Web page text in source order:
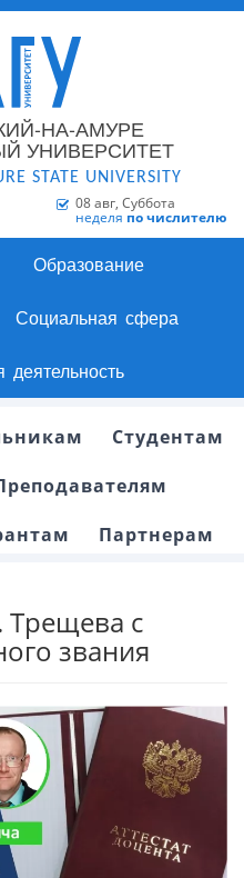
НА-АМУРЕ
УНИВЕРСИТЕТ
STATE UNIVERSITY
08 авг, Суббота
неделя по числителю
Образование
Социальная сфера
Студентам
Партнерам
с
звания